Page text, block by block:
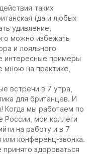
таких
(да и любых
удивление,
можно избежать
и лояльного
интересные примеры
мною на практике,
встречи в 7 утра,
для британцев. И
Когда мы работаем по
России, мои коллеги
на работу и в 7
конференц-звонка.
здороваться